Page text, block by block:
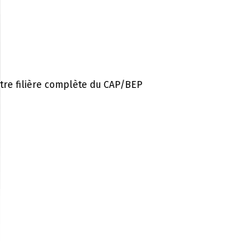
filière complète du CAP/BEP